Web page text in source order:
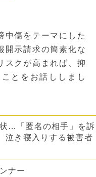
中傷をテーマにした
開示請求の簡素化な
スクが高まれば、抑
とをお話ししまし
…「匿名の相手」を訴
泣き寝入りする被害者
ナー